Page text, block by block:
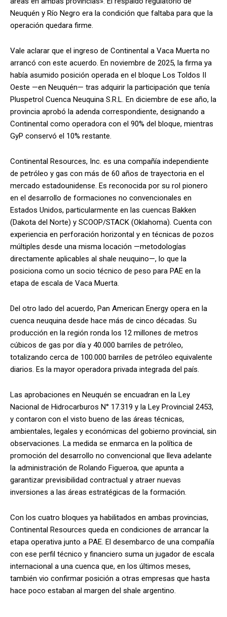
Neuquén y Río Negro era la condición que faltaba para que la
operación quedara firme.
Vale aclarar que el ingreso de Continental a Vaca Muerta no
arrancó con este acuerdo. En noviembre de 2025, la firma ya
había asumido posición operada en el bloque Los Toldos II
Oeste —en Neuquén— tras adquirir la participación que tenía
Pluspetrol Cuenca Neuquina S.R.L. En diciembre de ese año, la
provincia aprobó la adenda correspondiente, designando a
Continental como operadora con el 90% del bloque, mientras
GyP conservó el 10% restante.
Continental Resources, Inc. es una compañía independiente
de petróleo y gas con más de 60 años de trayectoria en el
mercado estadounidense. Es reconocida por su rol pionero
en el desarrollo de formaciones no convencionales en
Estados Unidos, particularmente en las cuencas Bakken
(Dakota del Norte) y SCOOP/STACK (Oklahoma). Cuenta con
experiencia en perforación horizontal y en técnicas de pozos
múltiples desde una misma locación —metodologías
directamente aplicables al shale neuquino—, lo que la
posiciona como un socio técnico de peso para PAE en la
etapa de escala de Vaca Muerta.
Del otro lado del acuerdo, Pan American Energy opera en la
cuenca neuquina desde hace más de cinco décadas. Su
producción en la región ronda los 12 millones de metros
cúbicos de gas por día y 40.000 barriles de petróleo,
totalizando cerca de 100.000 barriles de petróleo equivalente
diarios. Es la mayor operadora privada integrada del país.
Las aprobaciones en Neuquén se encuadran en la Ley
Nacional de Hidrocarburos N° 17.319 y la Ley Provincial 2453,
y contaron con el visto bueno de las áreas técnicas,
ambientales, legales y económicas del gobierno provincial, sin
observaciones. La medida se enmarca en la política de
promoción del desarrollo no convencional que lleva adelante
la administración de Rolando Figueroa, que apunta a
garantizar previsibilidad contractual y atraer nuevas
inversiones a las áreas estratégicas de la formación.
Con los cuatro bloques ya habilitados en ambas provincias,
Continental Resources queda en condiciones de arrancar la
etapa operativa junto a PAE. El desembarco de una compañía
con ese perfil técnico y financiero suma un jugador de escala
internacional a una cuenca que, en los últimos meses,
también vio confirmar posición a otras empresas que hasta
hace poco estaban al margen del shale argentino.